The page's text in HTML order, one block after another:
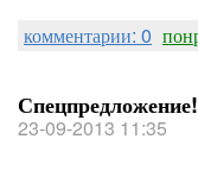
комментарии: 0
23-09-2013 11:35